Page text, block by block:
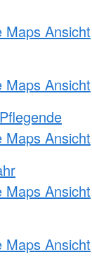
Maps Ansicht
Maps Ansicht
Maps Ansicht
Maps Ansicht
Maps Ansicht